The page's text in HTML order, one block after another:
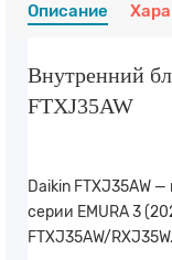
Описание
Внутренний
FTXJ35AW
Daikin FTXJ35AW
серии EMURA 3
FTXJ35AW/RXJ35W.